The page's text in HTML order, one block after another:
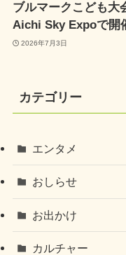
ブルマークこども大
Aichi Sky Expoで開
2026年7月3日
カテゴリー
エンタメ
おしらせ
お出かけ
カルチャー